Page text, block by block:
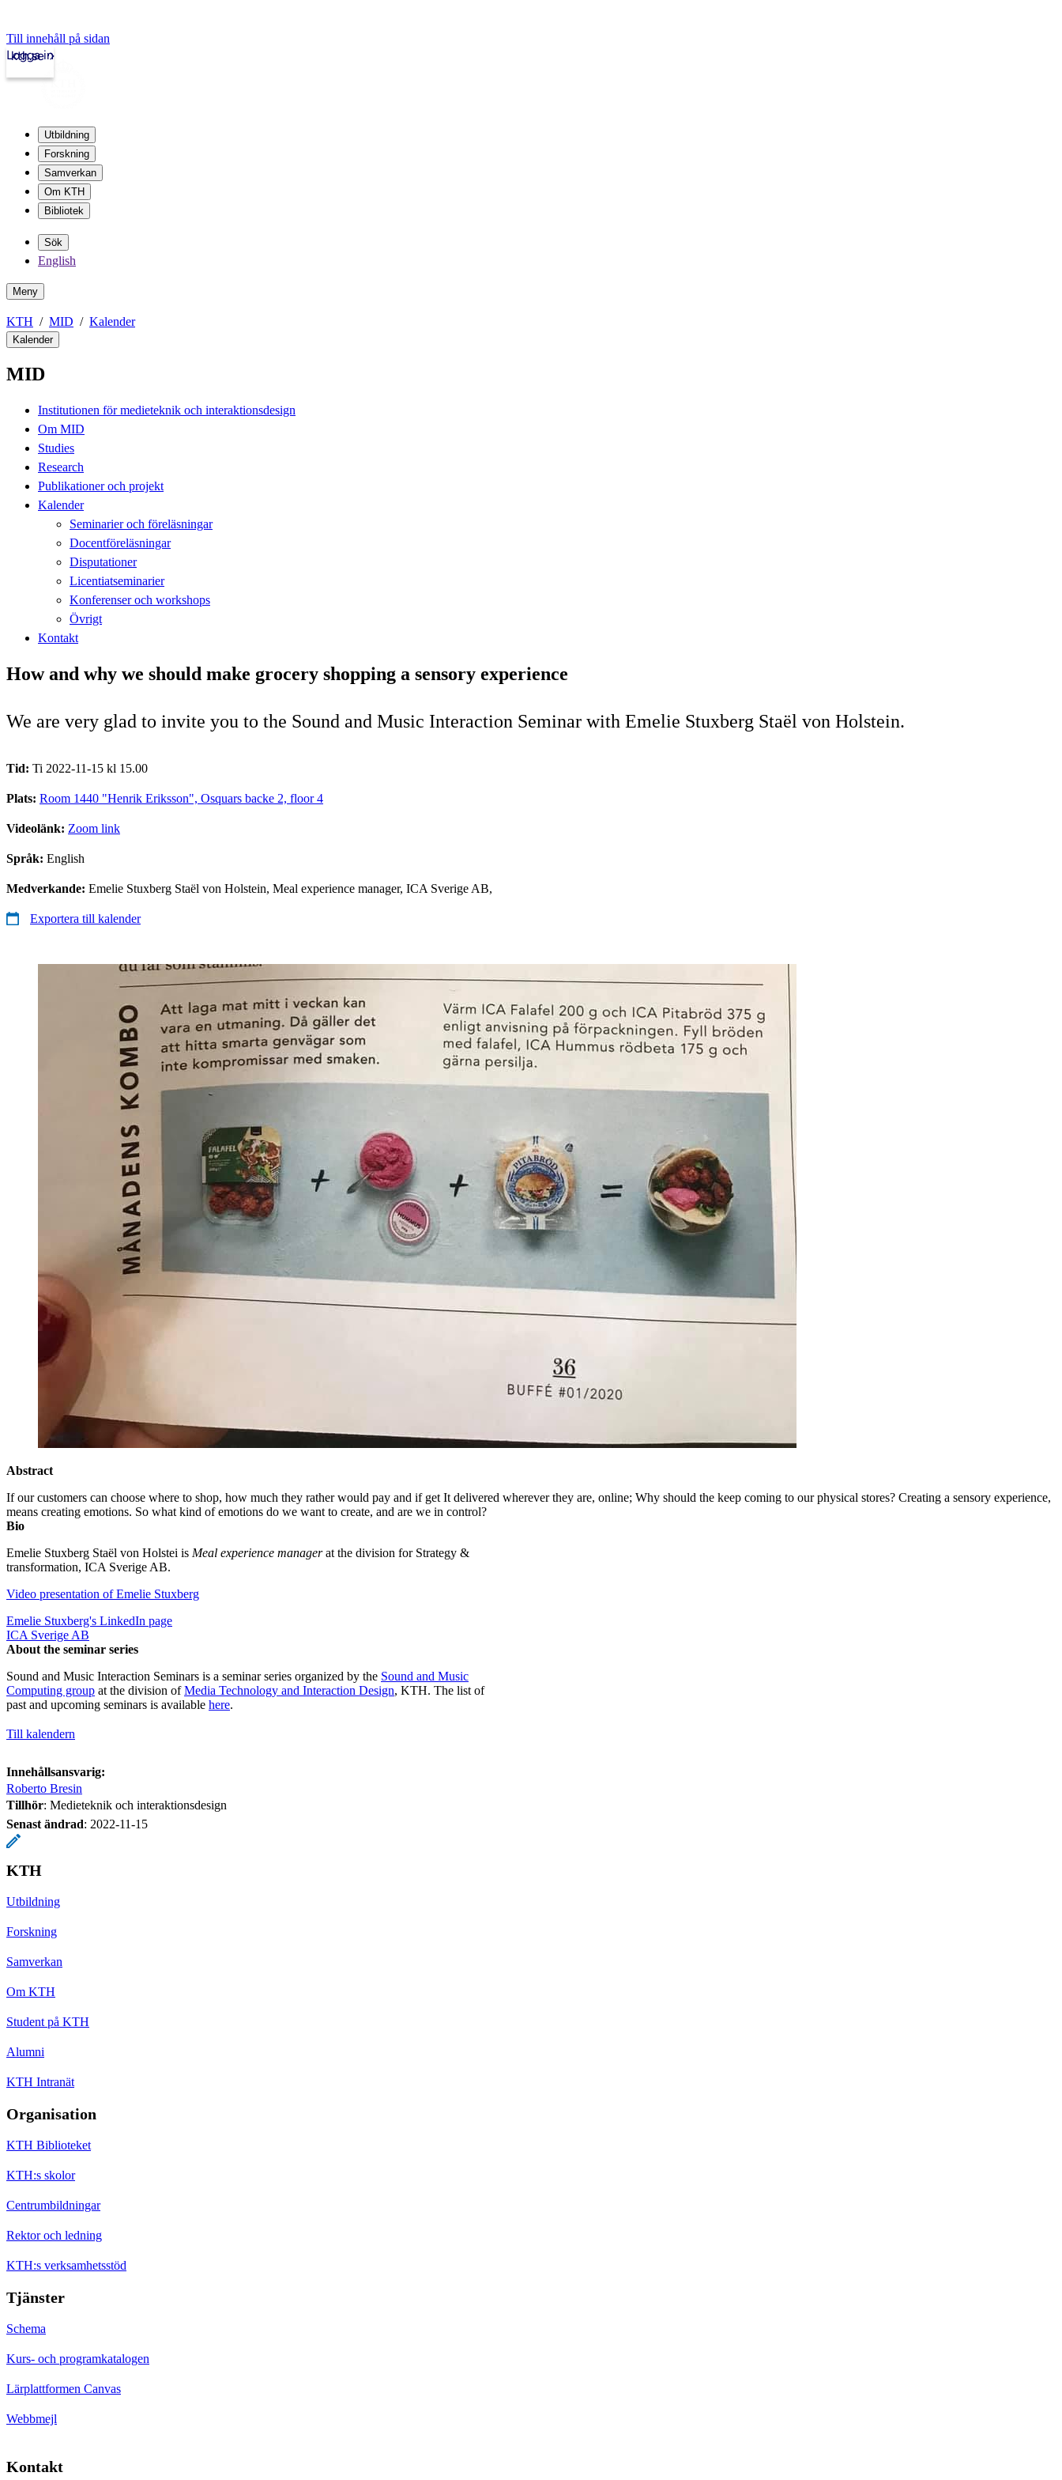
Till innehåll på sidan
kth.se
Logga in
Utbildning
Forskning
Samverkan
Om KTH
Bibliotek
Sök
English
Meny
KTH MID Kalender
Kalender
MID
Institutionen för medieteknik och interaktionsdesign
Om MID
Studies
Research
Publikationer och projekt
Kalender
Seminarier och föreläsningar
Docentföreläsningar
Disputationer
Licentiatseminarier
Konferenser och workshops
Övrigt
Kontakt
How and why we should make grocery shopping a sensory experience
We are very glad to invite you to the Sound and Music Interaction Seminar with Emelie Stuxberg Staël von Holstein.
Tid: Ti 2022-11-15 kl 15.00
Plats: Room 1440 "Henrik Eriksson", Osquars backe 2, floor 4
Videolänk: Zoom link
Språk: English
Medverkande: Emelie Stuxberg Staël von Holstein, Meal experience manager, ICA Sverige AB,
Exportera till kalender
Abstract
If our customers can choose where to shop, how much they rather would pay and if get It delivered wherever they are, online; Why should the keep coming to our physical stores? Creating a sensory experience,
means creating emotions. So what kind of emotions do we want to create, and are we in control?
Bio
Emelie Stuxberg Staël von Holstei is Meal experience managerat the division for Strategy &
transformation, ICA Sverige AB.
Video presentation of Emelie Stuxberg
Emelie Stuxberg's LinkedIn page
ICA Sverige AB
About the seminar series
Sound and Music Interaction Seminars is a seminar series organized by the Sound and Music
Computing group at the division ofMedia Technology and Interaction Design, KTH. The list of
past and upcoming seminars is available here.
Till kalendern
Innehållsansvarig:
Roberto Bresin
Tillhör: Medieteknik och interaktionsdesign
Senast ändrad: 2022-11-15
KTH
Utbildning
Forskning
Samverkan
Om KTH
Student på KTH
Alumni
KTH Intranät
Organisation
KTH Biblioteket
KTH:s skolor
Centrumbildningar
Rektor och ledning
KTH:s verksamhetsstöd
Tjänster
Schema
Kurs- och programkatalogen
Lärplattformen Canvas
Webbmejl
Kontakt